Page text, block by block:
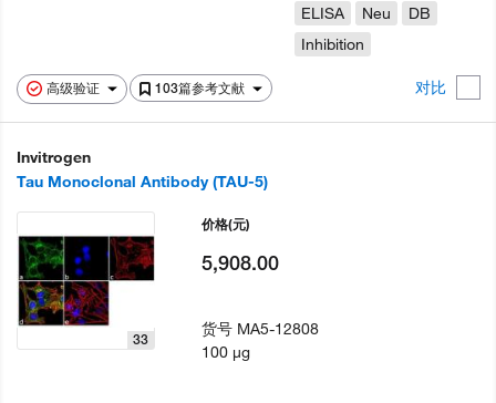
高级验证 103篇参考文献 对比
ELISA
Neu
DB
Inhibition
Invitrogen
Tau Monoclonal Antibody (TAU-5)
33
价格(元)
5,908.00
货号 MA5-12808
100 µg